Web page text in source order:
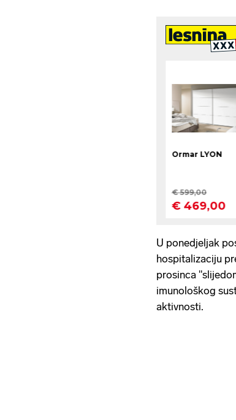
U ponedjeljak
hospitalizaciju
prosinca
imunološkog
aktivnosti.